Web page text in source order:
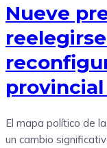
Nueve
El mapa político de
un cambio